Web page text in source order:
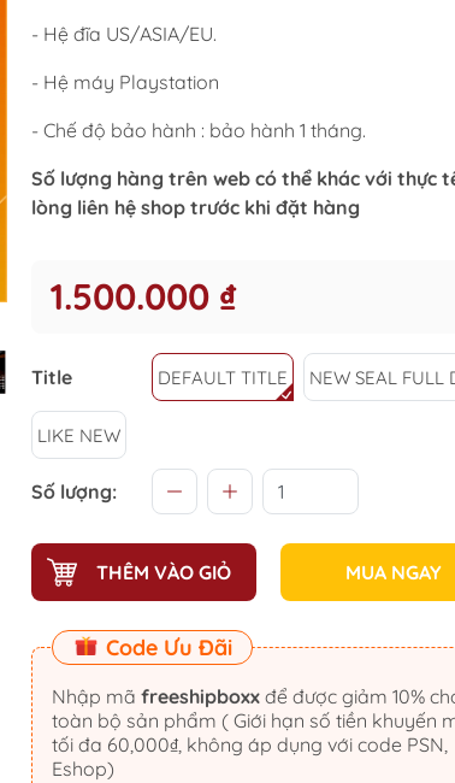
- Hệ đĩa US/ASIA/EU.
- Hệ máy Playstation
- Chế độ bảo hành : bảo hành 1 tháng.
Số lượng hàng trên web có thể khác với thực
lòng liên hệ shop trước khi đặt hàng
1.500.000 ₫
Title DEFAULT TITLE NEW SEAL FULL
LIKE NEW
Số lượng:
THÊM VÀO GIỎ MUA NGAY
Code Ưu Đãi
Nhập mã freeshipboxxđể được giảm 10% cho
toàn bộ sản phẩm ( Giới hạn số tiền khuyến
tối đa 60,000₫, không áp dụng với code PSN,
Eshop)